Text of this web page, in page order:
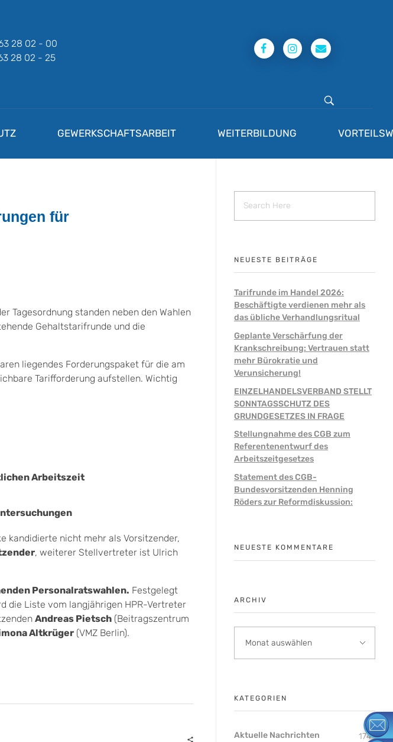
28 02 - 00
28 02 - 25
GEWERKSCHAFTSARBEIT WEITERBILDUNG
für
Tagesordnung standen neben den Wahlen
Gehaltstarifrunde und die
liegendes Forderungspaket für die am
Tarifforderung aufstellen. Wichtig
Arbeitszeit
kandidierte nicht mehr als Vorsitzender,
, weiterer Stellvertreter ist Ulrich
Personalratswahlen. Festgelegt
die Liste vom langjährigen HPR-Vertreter
Andreas Pietsch (Beitragszentrum
Altkrüger (VMZ Berlin).
NEUESTE BEITRÄGE
Tarifrunde im Handel 2026:
Beschäftigte verdienen mehr als
das übliche Verhandlungsritual
Geplante Verschärfung der
Krankschreibung: Vertrauen statt
mehr Bürokratie und
Verunsicherung!
EINZELHANDELSVERBAND STELLT
SONNTAGSSCHUTZ DES
GRUNDGESETZES IN FRAGE
Stellungnahme des CGB zum
Referentenentwurf des
Arbeitszeitgesetzes
Statement des CGB-
Bundesvorsitzenden Henning
Röders zur Reformdiskussion:
NEUESTE KOMMENTARE
ARCHIV
KATEGORIEN
Aktuelle Nachrichten
174